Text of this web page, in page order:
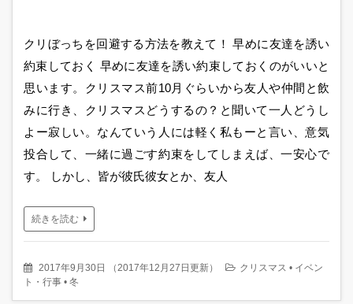
クリぼっちを回避する方法を教えて！ 早めに友達を誘い
約束しておく 早めに友達を誘い約束しておくのがいいと
思います。クリスマス前10月ぐらいから友人や仲間と飲
みに行き、クリスマスどうするの？と聞いて一人どうし
よー寂しい。なんていう人には軽く私もーと言い、意気
投合して、一緒に過ごす約束をしてしまえば、一安心で
す。 しかし、皆が彼氏彼女とか、友人
続きを読む
2017年9月30日 （ 2017年12月27日更新） クリスマス • イベン
ト・行事 • 冬